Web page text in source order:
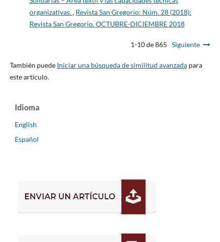
organizativas., Revista San Gregorio: Núm. 28 (2018):
Revista San Gregorio. OCTUBRE-DICIEMBRE 2018
1-10 de 865 Siguiente
También puede Iniciar una búsqueda de similitud avanzadapara
este artículo.
Idioma
English
Español